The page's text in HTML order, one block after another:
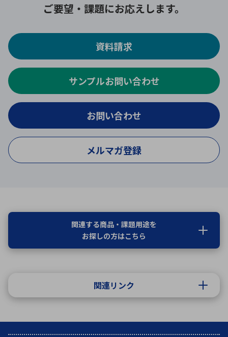
ご要望・課題にお応えします。
資料請求
サンプルお問い合わせ
お問い合わせ
メルマガ登録
関連する商品・課題用途を
お探しの方はこちら
関連リンク